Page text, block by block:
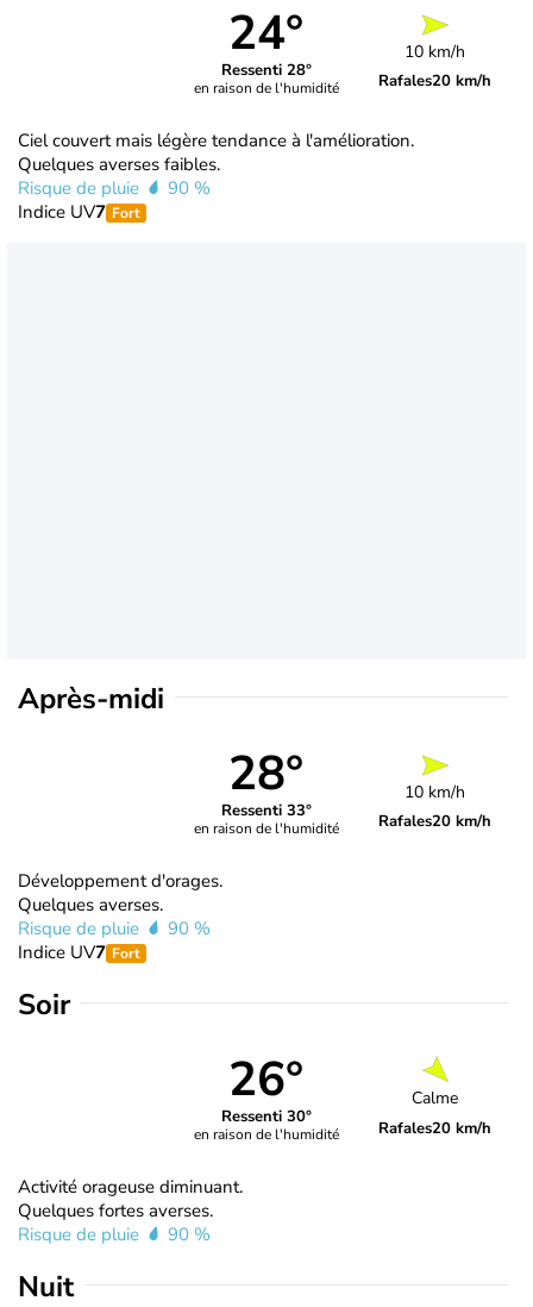
24°
Ressenti 28°
en raison de l'humidité
10 km/h
Rafales20 km/h
Ciel couvert mais légère tendance à l'amélioration.
Quelques averses faibles.
Risque de pluie
90 %
Indice UV7 Fort
Après-midi
28°
Ressenti 33°
en raison de l'humidité
10 km/h
Rafales20 km/h
Développement d'orages.
Quelques averses.
Risque de pluie
90 %
Indice UV7 Fort
Soir
26°
Ressenti 30°
en raison de l'humidité
Calme
Rafales20 km/h
Activité orageuse diminuant.
Quelques fortes averses.
Risque de pluie
90 %
Nuit